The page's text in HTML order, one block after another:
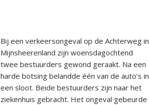
Bij een verkeersongeval op de Achterweg in
Mijnsheerenland zijn woensdagochtend
twee bestuurders gewond geraakt. Na een
harde botsing belandde één van de auto’s in
een sloot. Beide bestuurders zijn naar het
ziekenhuis gebracht. Het ongeval gebeurde